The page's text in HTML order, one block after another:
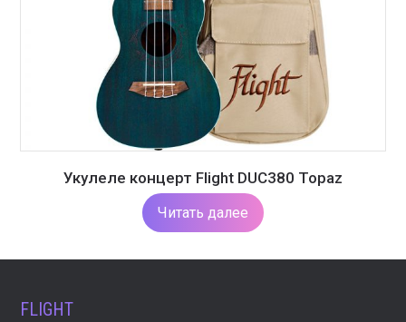
Укулеле концерт Flight DUC380 Topaz
Читать далее
FLIGHT